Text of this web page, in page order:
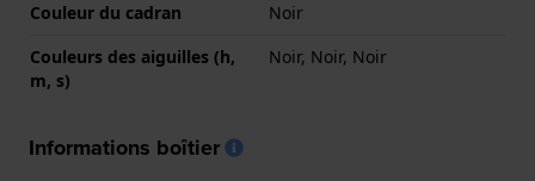
Couleur du cadran
Noir
Couleurs des aiguilles (h,
m, s)
Noir, Noir, Noir
Informations boîtier